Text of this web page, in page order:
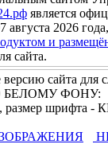
является
августа 2026
и
сайта.
сайта для
БЕЛОМУ ФОНУ:
шрифта